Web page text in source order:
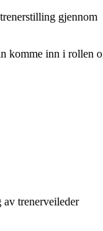
gjennom
komme inn i rollen
av trenerveileder